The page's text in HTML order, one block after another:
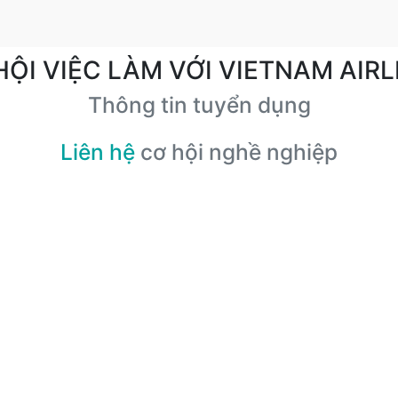
VIỆC LÀM VỚI VIETNAM
Thông tin tuyển dụng
Liên hệ cơ hội nghề nghiệp